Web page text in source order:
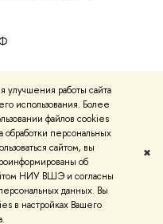
работы сайта
использования. Более
файлов cookies
обработки персональных
сайтом, вы
об
НИУ ВШЭ и согласны
данных. Вы
в настройках Вашего
✖
Условия
конфиденциальности
Редактору